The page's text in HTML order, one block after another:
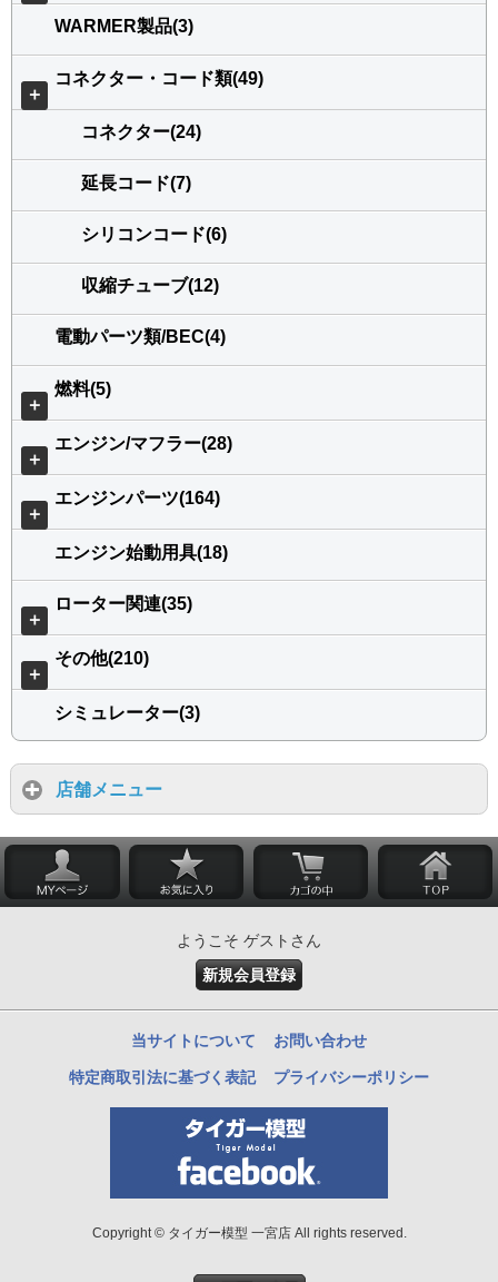
WARMER製品(3)
＋
コネクター・コード類(49)
コネクター(24)
延長コード(7)
シリコンコード(6)
収縮チューブ(12)
電動パーツ類/BEC(4)
＋
燃料(5)
＋
エンジン/マフラー(28)
＋
エンジンパーツ(164)
エンジン始動用具(18)
＋
ローター関連(35)
＋
その他(210)
シミュレーター(3)
店舗メニュー
ようこそ ゲストさん
新規会員登録
当サイトについて お問い合わせ
特定商取引法に基づく表記 プライバシーポリシー
Copyright © タイガー模型 一宮店 All rights reserved.